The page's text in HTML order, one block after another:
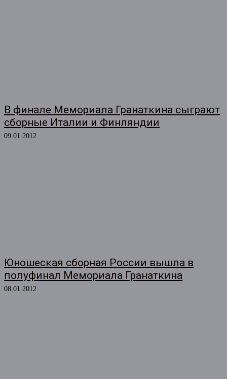
В финале Мемориала Гранаткина сыграют
сборные Италии и Финляндии
09.01.2012
Юношеская сборная России вышла в
полуфинал Мемориала Гранаткина
08.01.2012